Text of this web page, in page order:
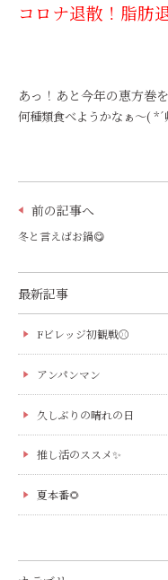
コロナ退散！脂肪
あっ！あと今年の恵方巻
何種類食べようかなぁ～( *´
前の記事へ
冬と言えばお鍋😋
最新記事
Fビレッジ初観戦⚾
アンパンマン
久しぶりの晴れの日
推し活のススメ✨
夏本番🌻